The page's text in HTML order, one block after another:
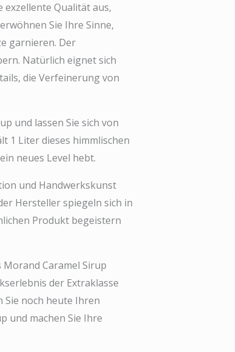
exzellente Qualität aus,
Sie Ihre Sinne,
garnieren. Der
Natürlich eignet sich
die Verfeinerung von
und lassen Sie sich von
1 Liter dieses himmlischen
neues Level hebt.
und Handwerkskunst
Hersteller spiegeln sich in
Produkt begeistern
Morand Caramel Sirup
der Extraklasse
Sie noch heute Ihren
und machen Sie Ihre